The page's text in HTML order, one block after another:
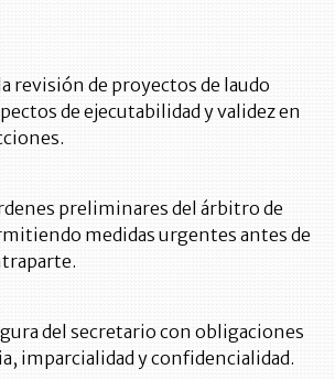
revisión de proyectos de laudo
de ejecutabilidad y validez en
preliminares del árbitro de
medidas urgentes antes de
del secretario con obligaciones
imparcialidad y confidencialidad.